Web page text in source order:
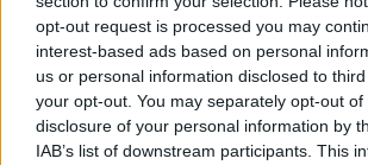
opt-out request is processed you may
interest-based ads based on personal
us or personal information disclosed to
your opt-out. You may separately opt-out
disclosure of your personal information by
IAB’s list of downstream participants. This
Bugrane stimola la funzione
segni dell’invecchiamento
nutriente si assorbe rapidamente,
più soda e levigata fin dalle prime
un uso costante, il viso apparirà